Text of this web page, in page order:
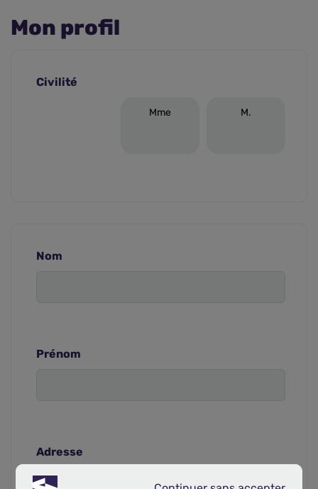
Mon profil
Civilité
M.
Mme
Nom
Prénom
Adresse